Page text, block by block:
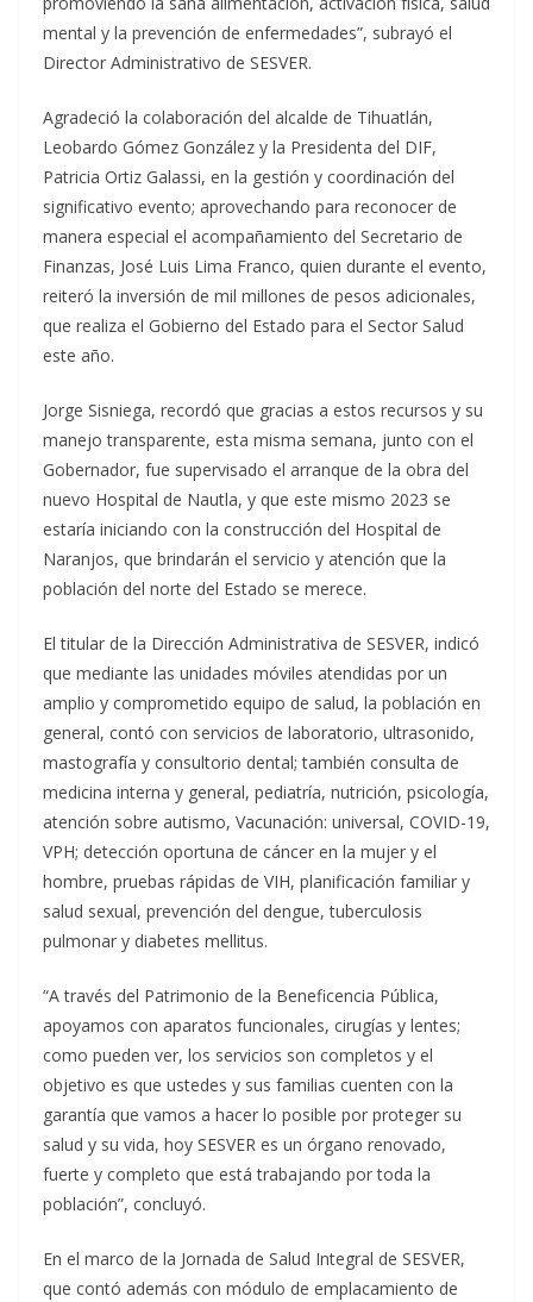
mental y la prevención de enfermedades”, subrayó el
Director Administrativo de SESVER.
Agradeció la colaboración del alcalde de Tihuatlán,
Leobardo Gómez González y la Presidenta del DIF,
Patricia Ortiz Galassi, en la gestión y coordinación del
significativo evento; aprovechando para reconocer de
manera especial el acompañamiento del Secretario de
Finanzas, José Luis Lima Franco, quien durante el evento,
reiteró la inversión de mil millones de pesos adicionales,
que realiza el Gobierno del Estado para el Sector Salud
este año.
Jorge Sisniega, recordó que gracias a estos recursos y su
manejo transparente, esta misma semana, junto con el
Gobernador, fue supervisado el arranque de la obra del
nuevo Hospital de Nautla, y que este mismo 2023 se
estaría iniciando con la construcción del Hospital de
Naranjos, que brindarán el servicio y atención que la
población del norte del Estado se merece.
El titular de la Dirección Administrativa de SESVER, indicó
que mediante las unidades móviles atendidas por un
amplio y comprometido equipo de salud, la población en
general, contó con servicios de laboratorio, ultrasonido,
mastografía y consultorio dental; también consulta de
medicina interna y general, pediatría, nutrición, psicología,
atención sobre autismo, Vacunación: universal, COVID-19,
VPH; detección oportuna de cáncer en la mujer y el
hombre, pruebas rápidas de VIH, planificación familiar y
salud sexual, prevención del dengue, tuberculosis
pulmonar y diabetes mellitus.
“A través del Patrimonio de la Beneficencia Pública,
apoyamos con aparatos funcionales, cirugías y lentes;
como pueden ver, los servicios son completos y el
objetivo es que ustedes y sus familias cuenten con la
garantía que vamos a hacer lo posible por proteger su
salud y su vida, hoy SESVER es un órgano renovado,
fuerte y completo que está trabajando por toda la
población”, concluyó.
En el marco de la Jornada de Salud Integral de SESVER,
que contó además con módulo de emplacamiento de